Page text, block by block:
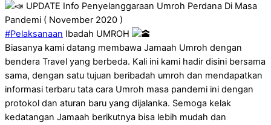
UPDATE Info Penyelanggaraan Umroh Perdana Di Masa
Pandemi ( November 2020 )
#Pelaksanaan Ibadah UMROH
Biasanya kami datang membawa Jamaah Umroh dengan
bendera Travel yang berbeda. Kali ini kami hadir disini bersama
sama, dengan satu tujuan beribadah umroh dan mendapatkan
informasi terbaru tata cara Umroh masa pandemi ini dengan
protokol dan aturan baru yang dijalanka. Semoga kelak
kedatangan Jamaah berikutnya bisa lebih mudah dan